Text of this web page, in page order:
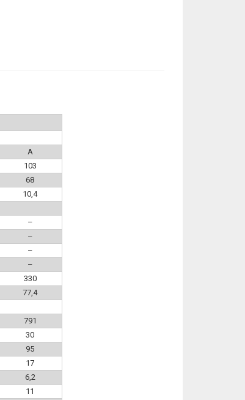
A
103
68
10,4
–
–
–
–
330
77,4
791
30
95
17
6,2
11